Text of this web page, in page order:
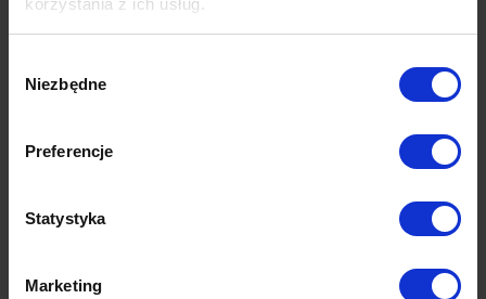
zgody
Niezbędne
Preferencje
Statystyka
Marketing